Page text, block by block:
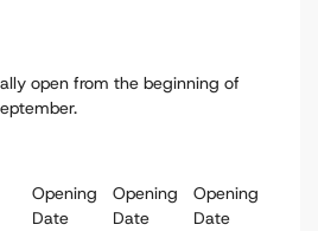
open from the beginning of
Opening
Date
Opening
Date
Opening
Date